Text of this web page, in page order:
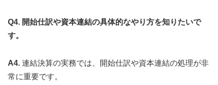
Q4. 開始仕訳や資本連結の具体的なやり方を知りたいで
す。
A4. 連結決算の実務では、開始仕訳や資本連結の処理が非
常に重要です。